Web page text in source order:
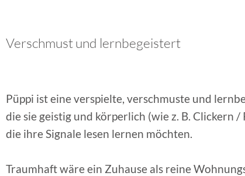
Verschmust und lernbegeistert
Püppi ist eine verspielte, verschmuste und
die sie geistig und körperlich (wie z. B. Clickern
die ihre Signale lesen lernen möchten.
Traumhaft wäre ein Zuhause als reine